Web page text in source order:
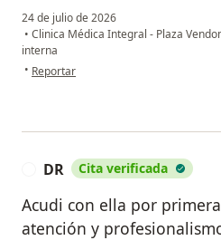
24 de julio de 2026
• Clinica Médica Integral - Plaza
interna
• en opinión del usuario R. Targaryen
Reportar
DR Cita verificada
Acudi con ella por
atención y